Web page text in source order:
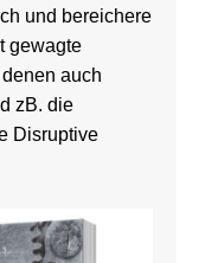
und bereichere
gewagte
auch
zB. die
Disruptive